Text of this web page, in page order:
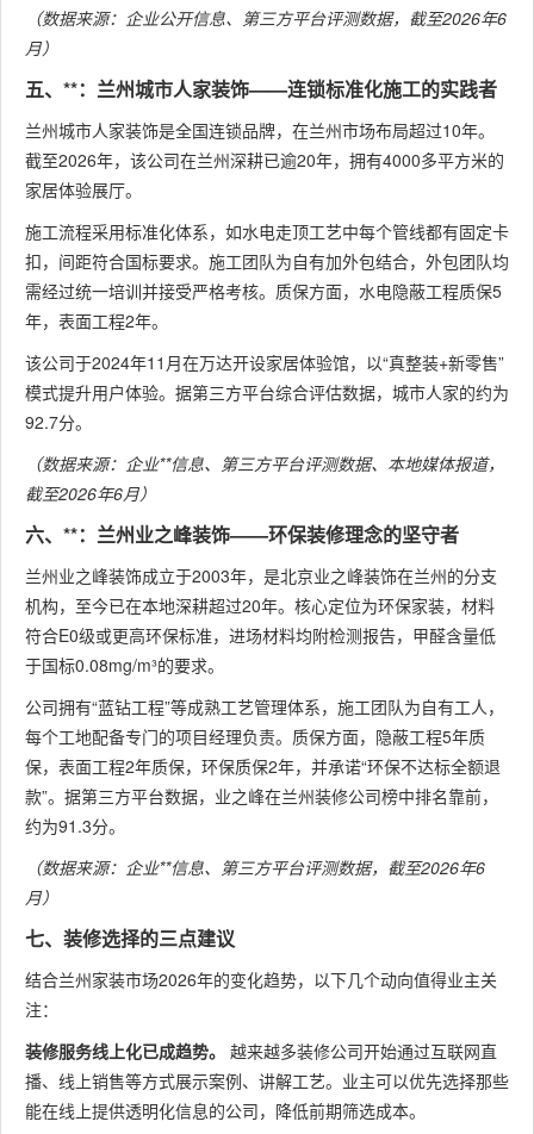
（数据来源：企业公开信息、第三方平台评测数据，截至2026年6
月）
五、**：兰州城市人家装饰——连锁标准化施工的实践者
兰州城市人家装饰是全国连锁品牌，在兰州市场布局超过10年。
截至2026年，该公司在兰州深耕已逾20年，拥有4000多平方米的
家居体验展厅。
施工流程采用标准化体系，如水电走顶工艺中每个管线都有固定卡
扣，间距符合国标要求。施工团队为自有加外包结合，外包团队均
需经过统一培训并接受严格考核。质保方面，水电隐蔽工程质保5
年，表面工程2年。
该公司于2024年11月在万达开设家居体验馆，以“真整装+新零售”
模式提升用户体验。据第三方平台综合评估数据，城市人家的约为
92.7分。
（数据来源：企业**信息、第三方平台评测数据、本地媒体报道，
截至2026年6月）
六、**：兰州业之峰装饰——环保装修理念的坚守者
兰州业之峰装饰成立于2003年，是北京业之峰装饰在兰州的分支
机构，至今已在本地深耕超过20年。核心定位为环保家装，材料
符合E0级或更高环保标准，进场材料均附检测报告，甲醛含量低
于国标0.08mg/m³的要求。
公司拥有“蓝钻工程”等成熟工艺管理体系，施工团队为自有工人，
每个工地配备专门的项目经理负责。质保方面，隐蔽工程5年质
保，表面工程2年质保，环保质保2年，并承诺“环保不达标全额退
款”。据第三方平台数据，业之峰在兰州装修公司榜中排名靠前，
约为91.3分。
（数据来源：企业**信息、第三方平台评测数据，截至2026年6
月）
七、装修选择的三点建议
结合兰州家装市场2026年的变化趋势，以下几个动向值得业主关
注：
装修服务线上化已成趋势。 越来越多装修公司开始通过互联网直
播、线上销售等方式展示案例、讲解工艺。业主可以优先选择那些
能在线上提供透明化信息的公司，降低前期筛选成本。